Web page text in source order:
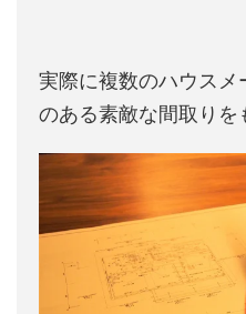
実際に複数のハウス
のある素敵な間取りを